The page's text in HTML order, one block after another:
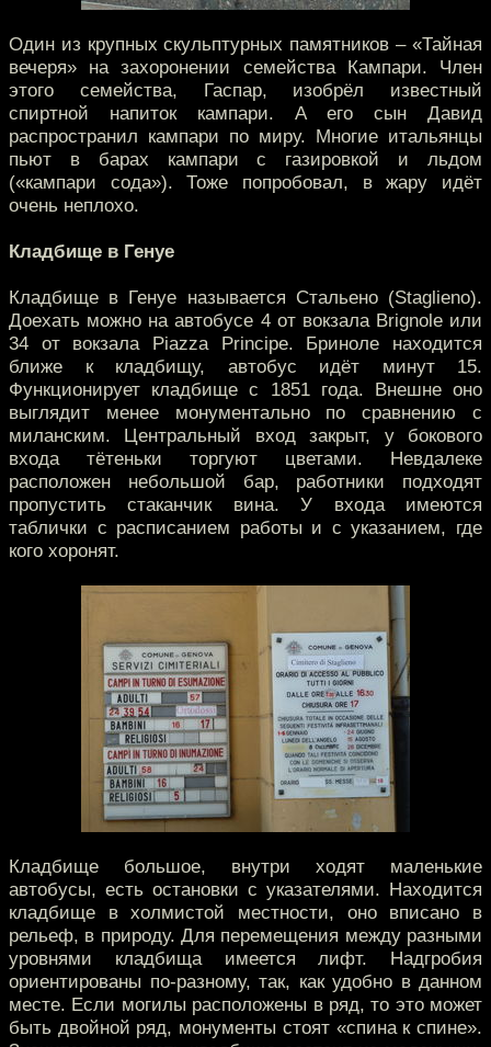
Один из крупных скульптурных памятников – «Тайная
вечеря» на захоронении семейства Кампари. Член
этого семейства, Гаспар, изобрёл известный
спиртной напиток кампари. А его сын Давид
распространил кампари по миру. Многие итальянцы
пьют в барах кампари с газировкой и льдом
(«кампари сода»). Тоже попробовал, в жару идёт
очень неплохо.
Кладбище в Генуе
Кладбище в Генуе называется Стальено (Staglieno).
Доехать можно на автобусе 4 от вокзала Brignole или
34 от вокзала Piazza Principe. Бриноле находится
ближе к кладбищу, автобус идёт минут 15.
Функционирует кладбище с 1851 года. Внешне оно
выглядит менее монументально по сравнению с
миланским. Центральный вход закрыт, у бокового
входа тётеньки торгуют цветами. Невдалеке
расположен небольшой бар, работники подходят
пропустить стаканчик вина. У входа имеются
таблички с расписанием работы и с указанием, где
кого хоронят.
Кладбище большое, внутри ходят маленькие
автобусы, есть остановки с указателями. Находится
кладбище в холмистой местности, оно вписано в
рельеф, в природу. Для перемещения между разными
уровнями кладбища имеется лифт. Надгробия
ориентированы по-разному, так, как удобно в данном
месте. Если могилы расположены в ряд, то это может
быть двойной ряд, монументы стоят «спина к спине».